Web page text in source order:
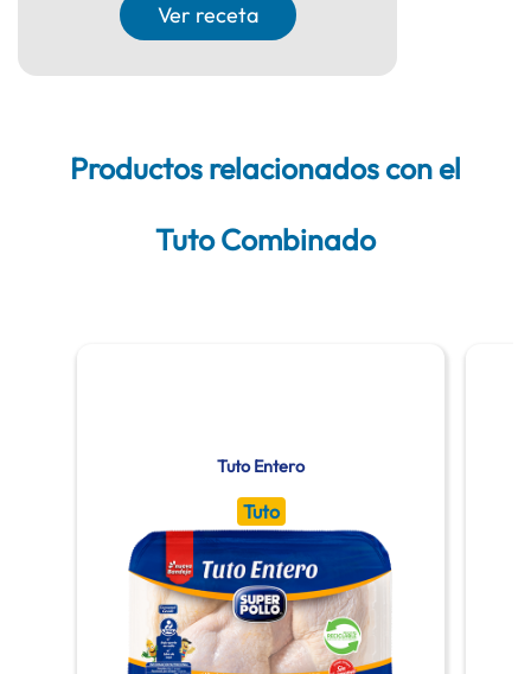
Ver receta
Productos relacionados con el
Tuto Combinado
Tuto Entero
Tuto